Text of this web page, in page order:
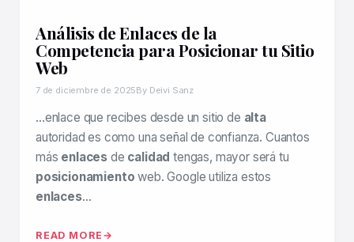
Análisis de Enlaces de la
Competencia para Posicionar tu Sitio
Web
7 de diciembre de 2025By Deivi Sanz
…enlace que recibes desde un sitio de alta
autoridad es como una señal de confianza. Cuantos
más enlaces de calidad tengas, mayor será tu
posicionamiento web. Google utiliza estos
enlaces…
READ MORE